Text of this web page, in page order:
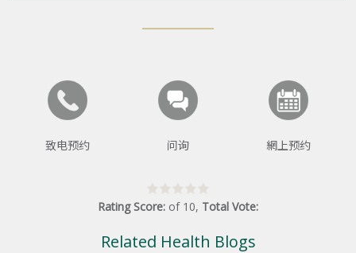
致电预约 问询 網上预约
Rating Score: of 10, Total Vote:
Related Health Blogs